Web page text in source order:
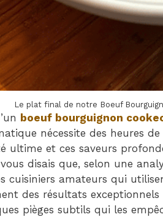
Le plat final de notre Boeuf
boeuf bourguignon
nécessite des heures
ultime et ces saveurs
disais que, selon une
cuisiniers amateurs qui
des résultats
pièges subtils qui les